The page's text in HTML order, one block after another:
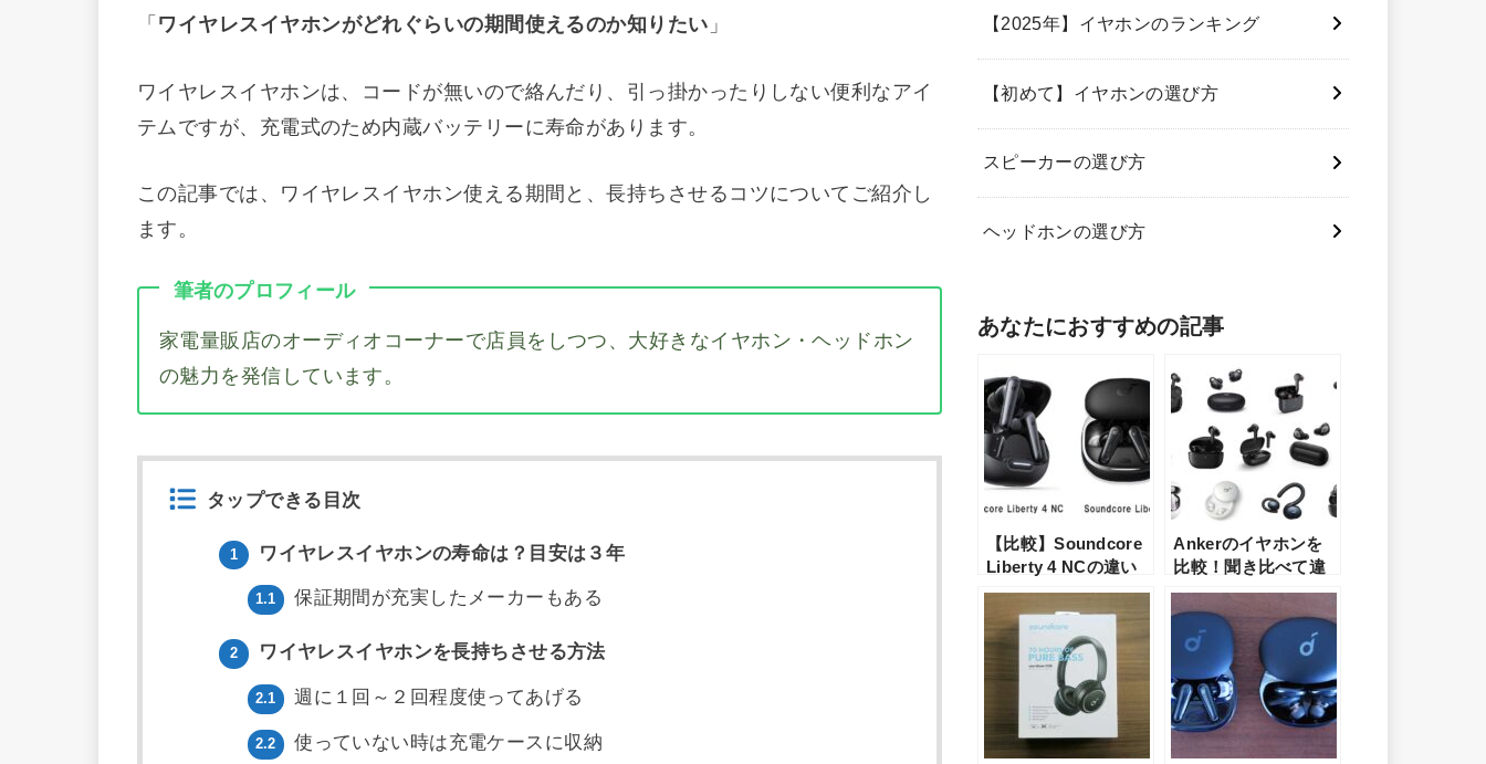
「 ワイヤレスイヤホンがどれぐらいの期間使えるのか知りたい 」
ワイヤレスイヤホンは、コードが無いので絡んだり、引っ掛かったりしない便利なアイ
テムですが、充電式のため内蔵バッテリーに寿命があります。
この記事では、ワイヤレスイヤホン使える期間と、長持ちさせるコツについてご紹介し
ます。
筆者のプロフィール
家電量販店のオーディオコーナーで店員をしつつ、大好きなイヤホン・ヘッドホン
の魅力を発信しています。
タップできる目次
1 ワイヤレスイヤホンの寿命は？目安は３年
1.1 保証期間が充実したメーカーもある
2 ワイヤレスイヤホンを長持ちさせる方法
2.1 週に１回～２回程度使ってあげる
2.2 使っていない時は充電ケースに収納
【2025年】イヤホンのランキング
【初めて】イヤホンの選び方
スピーカーの選び方
ヘッドホンの選び方
あなたにおすすめの記事
【比較】Soundcore
Liberty 4 NCの違い
は？Liberty 4よりも
安くてノイズキャン
セリング性能の高い
イヤホン解説
Ankerのイヤホンを
比較！聞き比べて違
いを徹底解説してみ
た【2025年6月最新】